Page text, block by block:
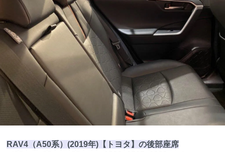
RAV4（A50系）(2019年)【トヨタ】の後部座席